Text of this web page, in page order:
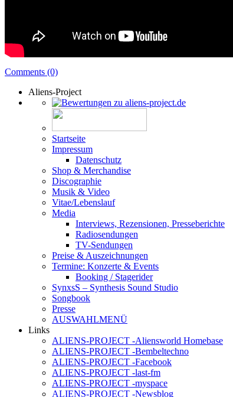
Comments (0)
Aliens-Project
Startseite
Impressum
Datenschutz
Shop & Merchandise
Discographie
Musik & Video
Vitae/Lebenslauf
Media
Interviews, Rezensionen, Presseberichte
Radiosendungen
TV-Sendungen
Preise & Auszeichnungen
Termine: Konzerte & Events
Booking / Stagerider
SynxsS – Synthesis Sound Studio
Songbook
Presse
AUSWAHLMENÜ
Links
ALIENS-PROJECT -Aliensworld Homebase
ALIENS-PROJECT -Bembeltechno
ALIENS-PROJECT -Facebook
ALIENS-PROJECT -last-fm
ALIENS-PROJECT -myspace
ALIENS-PROJECT -Newsblog